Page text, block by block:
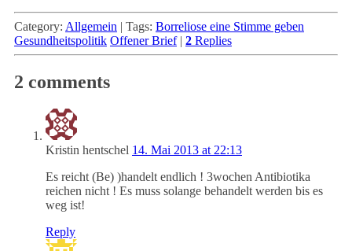
Category: Allgemein | Tags: Borreliose eine Stimme geben
Gesundheitspolitik Offener Brief| 2 Replies
2 comments
Kristin hentschel 14. Mai 2013 at 22:13
Es reicht (Be) )handelt endlich ! 3wochen Antibiotika
reichen nicht ! Es muss solange behandelt werden bis es
weg ist!
Reply